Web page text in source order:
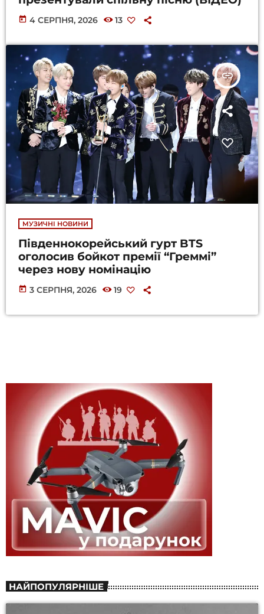
today 4 СЕРПНЯ, 2026 13
insert_link
МУЗИЧНІ НОВИНИ
Південнокорейський гурт BTS
оголосив бойкот премії “Греммі”
через нову номінацію
today 3 СЕРПНЯ, 2026 19
НАЙПОПУЛЯРНІШЕ